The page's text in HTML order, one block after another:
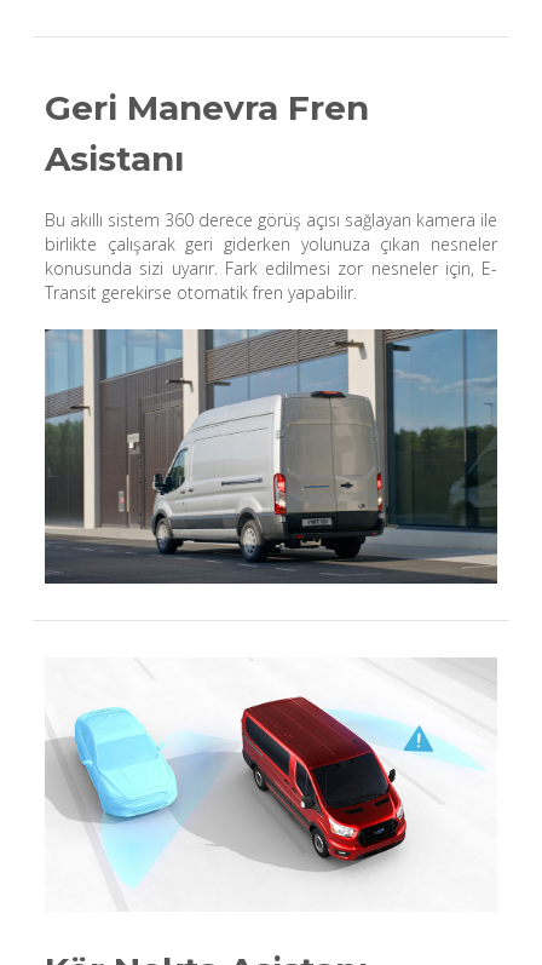
Geri Manevra Fren
Asistanı
Bu akıllı sistem 360 derece görüş açısı sağlayan kamera ile
birlikte çalışarak geri giderken yolunuza çıkan nesneler
konusunda sizi uyarır. Fark edilmesi zor nesneler için, E-
Transit gerekirse otomatik fren yapabilir.